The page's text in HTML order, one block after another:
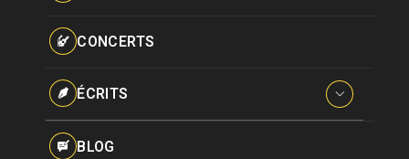
Pseudonymes
CONCERTS
ÉCRITS
Interviews
BLOG